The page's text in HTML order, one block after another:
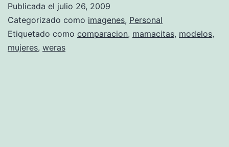
s
Publicada el julio 26, 2009
Categorizado como imagenes, Personal
Etiquetado como comparacion, mamacitas, modelos,
mujeres, weras